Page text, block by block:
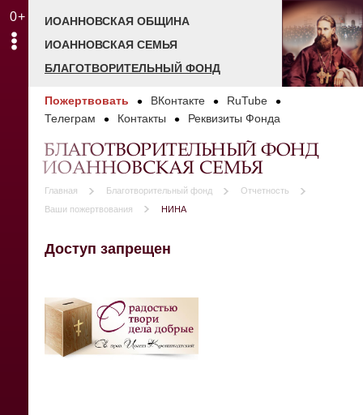
0+
ИОАННОВСКАЯ ОБЩИНА
ИОАННОВСКАЯ СЕМЬЯ
БЛАГОТВОРИТЕЛЬНЫЙ ФОНД
Пожертвовать ВКонтакте
RuTube
Телеграм
Контакты Реквизиты Фонда
БЛАГОТВОРИТЕЛЬНЫЙ ФОНД
ИОАННОВСКАЯ СЕМЬЯ
Главная Благотворительный фонд
Отчетность
Ваши пожертвования
НИНА
Доступ запрещен